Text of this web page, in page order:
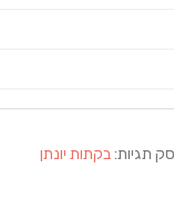
תגיות:בקתות יונתן